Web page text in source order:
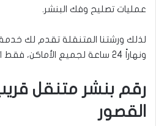
عمليات تصليح وفك البنشر.
لذلك ورشتنا المتنقلة تقدم لك خدمة
ونهاراً 24 ساعة لجميع الأماكن، فقط اتصل بنا:
رقم بنشر متنقل
القصور